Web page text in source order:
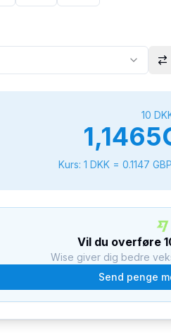
10
1,1465
Kurs: 1 DKK= 0.1147 GBP
Vil du overføre
Wise giver dig bedre
Send penge